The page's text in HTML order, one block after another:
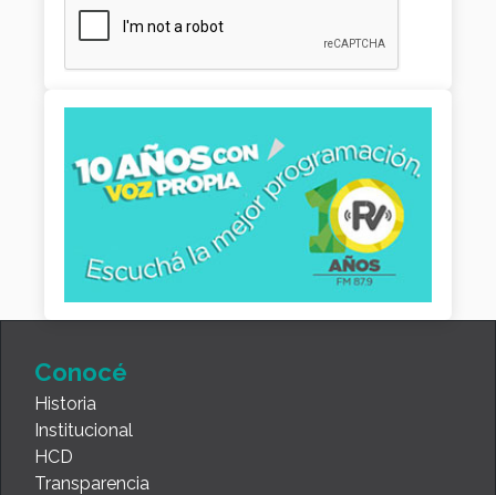
Conocé
Historia
Institucional
HCD
Transparencia